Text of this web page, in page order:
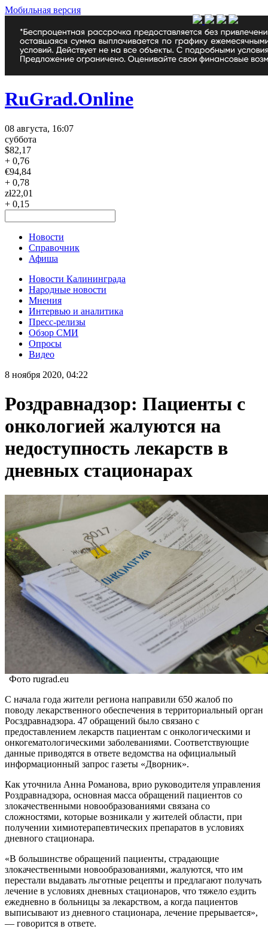
Мобильная версия
RuGrad.Online
08 августа, 16:07
суббота
$82,17
+ 0,76
€94,84
+ 0,78
zł22,01
+ 0,15
Новости
Справочник
Афиша
Новости Калининграда
Народные новости
Мнения
Интервью и аналитика
Пресс-релизы
Обзор СМИ
Опросы
Видео
8 ноября 2020, 04:22
Роздравнадзор: Пациенты с
онкологией жалуются на
недоступность лекарств в
дневных стационарах
Фото rugrad.eu
С начала года жители региона направили 650 жалоб по
поводу лекарственного обеспечения в территориальный орган
Росздравнадзора. 47 обращений было связано с
предоставлением лекарств пациентам с онкологическими и
онкогематологическими заболеваниями. Соответствующие
данные приводятся в ответе ведомства на официальный
информационный запрос газеты «Дворник».
Как уточнила Анна Романова, врио руководителя управления
Роздравнадзора, основная масса обращений пациентов со
злокачественными новообразованиями связана со
сложностями, которые возникали у жителей области, при
получении химиотерапевтических препаратов в условиях
дневного стационара.
«В большинстве обращений пациенты, страдающие
злокачественными новообразованиями, жалуются, что им
перестали выдавать льготные рецепты и предлагают получать
лечение в условиях дневных стационаров, что тяжело ездить
ежедневно в больницы за лекарством, а когда пациентов
выписывают из дневного стационара, лечение прерывается»,
— говорится в ответе.